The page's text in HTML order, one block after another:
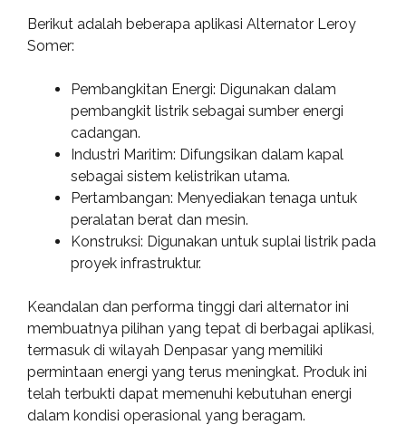
Berikut adalah beberapa aplikasi Alternator Leroy
Somer:
Pembangkitan Energi: Digunakan dalam
pembangkit listrik sebagai sumber energi
cadangan.
Industri Maritim: Difungsikan dalam kapal
sebagai sistem kelistrikan utama.
Pertambangan: Menyediakan tenaga untuk
peralatan berat dan mesin.
Konstruksi: Digunakan untuk suplai listrik pada
proyek infrastruktur.
Keandalan dan performa tinggi dari alternator ini
membuatnya pilihan yang tepat di berbagai aplikasi,
termasuk di wilayah Denpasar yang memiliki
permintaan energi yang terus meningkat. Produk ini
telah terbukti dapat memenuhi kebutuhan energi
dalam kondisi operasional yang beragam.